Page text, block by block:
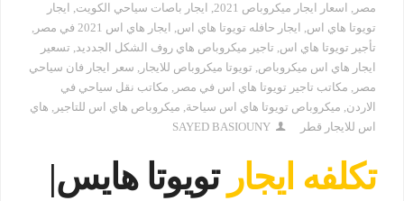
مصر , اسعار ايجار ميكروباص 2021 , ايجار باصات سياحي الكويت, ايجار
تويوتا هاي اس, ايجار حافله تويوتا هاي اس, ايجار هاي اس 2021 في مصر
,
تأجير تويوتا هاي اس, تاجير ميكروباص هاي روف الشكل الجدديد, تسعير
ايجار هاي اس ميكروباص, تويوتا ميكروباص للايجار , سعر ايجار فان سياحي
مصر , مكاتب تاجير تويوتا هاي اس في مصر , مكاتب نقل سياحي في
الاردن, ميكروباص تويوتا هاي اس سياحة, ميكروباص هاي اس للتاجير , هاي
اس للايجار قطر
SAYED BASIOUNY
تكلفه ايجار تويوتا هايس|